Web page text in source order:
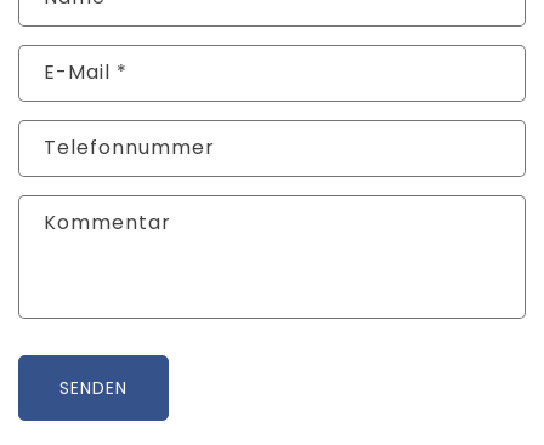
E-Mail *
Telefonnummer
Kommentar
SENDEN